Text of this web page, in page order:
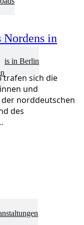
in Berlin
Nordens in
trafen sich die
und
norddeutschen
des